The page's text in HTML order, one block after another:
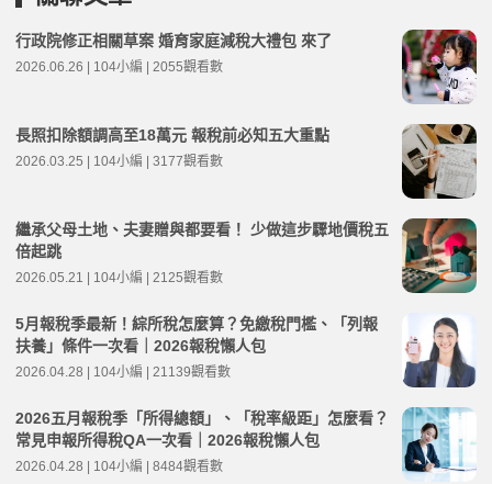
行政院修正相關草案 婚育家庭減稅大禮包 來了
2026.06.26 | 104小編 | 2055觀看數
長照扣除額調高至18萬元 報稅前必知五大重點
2026.03.25 | 104小編 | 3177觀看數
繼承父母土地、夫妻贈與都要看！ 少做這步驟地價稅五
倍起跳
2026.05.21 | 104小編 | 2125觀看數
5月報稅季最新！綜所稅怎麼算？免繳稅門檻、「列報
扶養」條件一次看｜2026報稅懶人包
2026.04.28 | 104小編 | 21139觀看數
2026五月報稅季「所得總額」、「稅率級距」怎麼看？
常見申報所得稅QA一次看｜2026報稅懶人包
2026.04.28 | 104小編 | 8484觀看數